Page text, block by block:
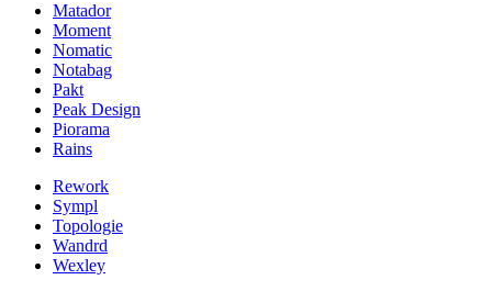
Matador
Moment
Nomatic
Notabag
Pakt
Peak Design
Piorama
Rains
Rework
Sympl
Topologie
Wandrd
Wexley